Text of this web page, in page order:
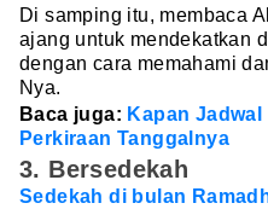
Di samping itu, membaca
ajang untuk mendekatkan
dengan cara memahami
Nya.
Baca juga: Kapan
Perkiraan Tanggalnya
3. Bersedekah
Sedekah di bulan